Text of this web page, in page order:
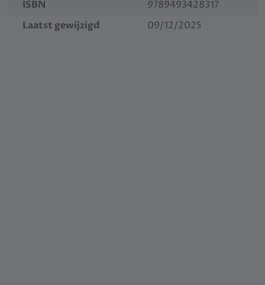
ISBN
9789493428317
Laatst gewijzigd
09/12/2025